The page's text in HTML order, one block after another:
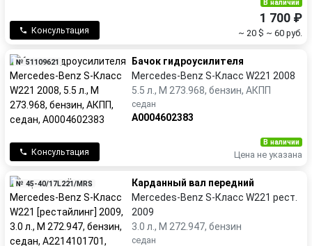
Консультация
В наличии
1 700 ₽
~ 20 $ ~ 60 руб.
№ 51109621
Бачок гидроусилителя
Mercedes-Benz S-Класс W221 2008
5.5 л., M 273.968, бензин, АКПП
седан
A0004602383
Консультация
В наличии
Цена не указана
№ 45-40/17L221/MRS
Карданный вал передний
Mercedes-Benz S-Класс W221 рест.
2009
3.0 л., M 272.947, бензин
седан